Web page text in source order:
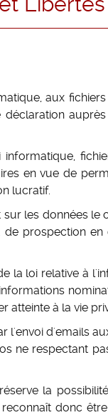
aux
en vue de
lucratif.
les données le
prospection en
la loi relative à
à la vie
l'envoi d'emails
respectant
la
donc